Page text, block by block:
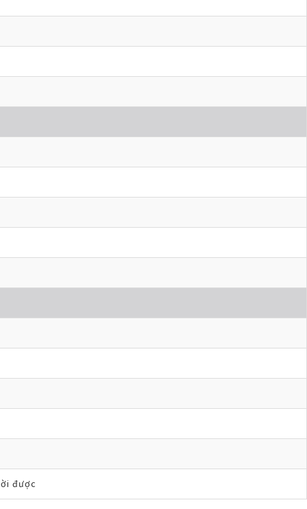
được